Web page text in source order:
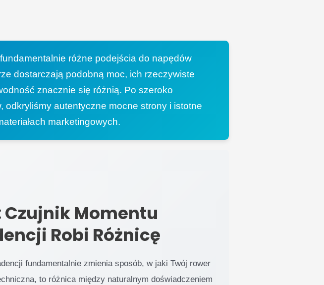
różne podejścia do napędów
dostarczają podobną moc, ich rzeczywiste
znacznie się różnią. Po szeroko
autentyczne mocne strony i istotne
marketingowych.
Momentu
Robi Różnicę
fundamentalnie zmienia sposób, w jaki Twój rower
to różnica między naturalnym doświadczeniem